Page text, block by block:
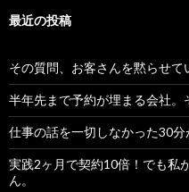
最近の投稿
その質問、お客さんを黙らせて
半年先まで予約が埋まる会社
仕事の話を一切しなかった30
実践2ヶ月で契約10倍！でも私
ん。